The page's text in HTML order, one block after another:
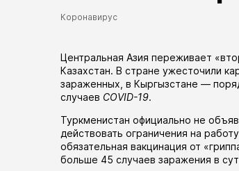
Коронавирус
Центральная Азия переживает
Казахстан. В стране ужесточили
зараженных, в Кыргызстане —
случаев COVID-19.
Туркменистан официально не
действовать ограничения на
обязательная вакцинация от
больше 45 случаев заражения в